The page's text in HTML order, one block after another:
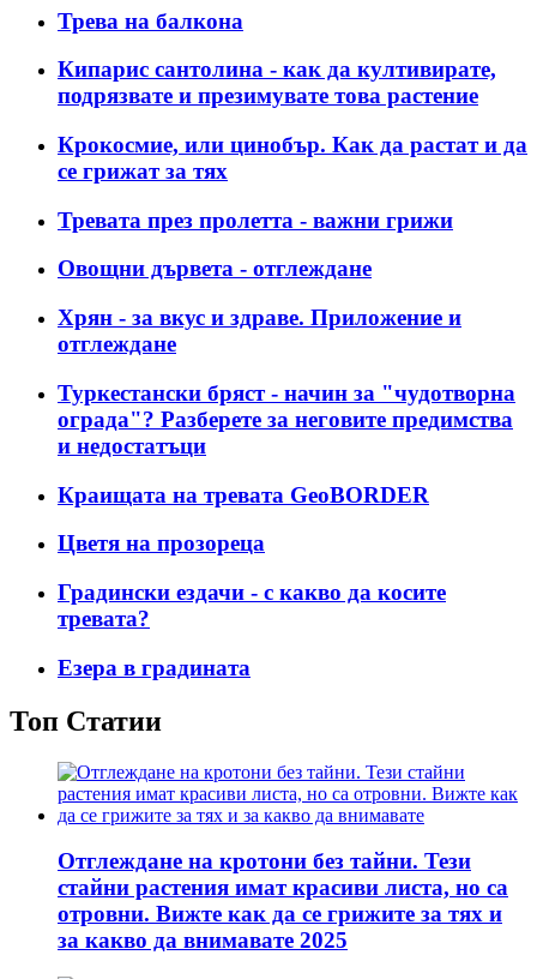
Трева на балкона
Кипарис сантолина - как да култивирате,
подрязвате и презимувате това растение
Крокосмие, или цинобър. Как да растат и да
се грижат за тях
Тревата през пролетта - важни грижи
Овощни дървета - отглеждане
Хрян - за вкус и здраве. Приложение и
отглеждане
Туркестански бряст - начин за "чудотворна
ограда"? Разберете за неговите предимства
и недостатъци
Краищата на тревата GeoBORDER
Цветя на прозореца
Градински ездачи - с какво да косите
тревата?
Езера в градината
Топ Статии
Отглеждане на кротони без тайни. Тези
стайни растения имат красиви листа, но са
отровни. Вижте как да се грижите за тях и
за какво да внимавате 2025